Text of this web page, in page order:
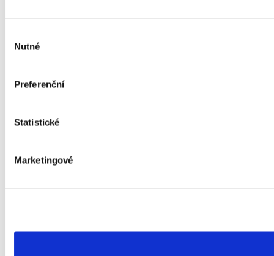
souhlasu
Nutné
Preferenční
Statistické
Marketingové